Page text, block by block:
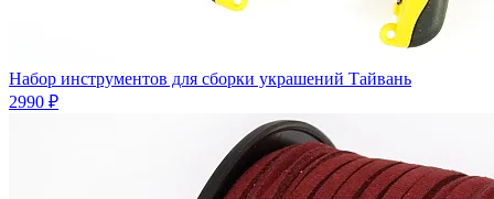
Набор инструментов для сборки украшений Тайвань
2990 ₽